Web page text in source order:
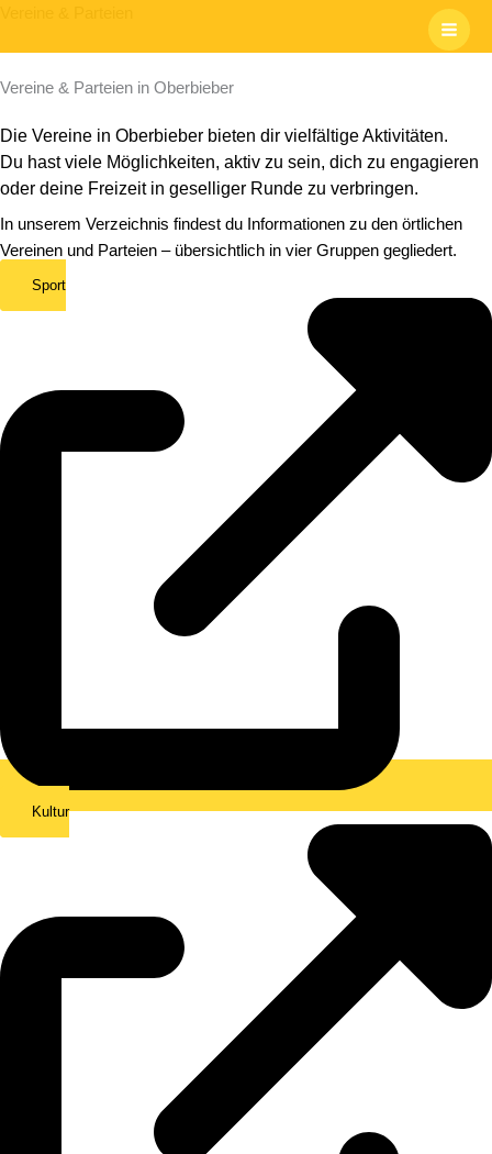
Vereine & Parteien in Oberbieber
Die Vereine in Oberbieber bieten dir vielfältige Aktivitäten.
Du hast viele Möglichkeiten, aktiv zu sein, dich zu engagieren
oder deine Freizeit in geselliger Runde zu verbringen.
In unserem Verzeichnis findest du Informationen zu den örtlichen
Vereinen und Parteien – übersichtlich in vier Gruppen gegliedert.
Sport
Kultur